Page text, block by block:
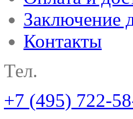
Заключение
Контакты
Тел.
+7 (495) 722-